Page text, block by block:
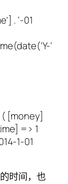
. ‘-01
‘
[money]
=> 1
1-01
时间，也